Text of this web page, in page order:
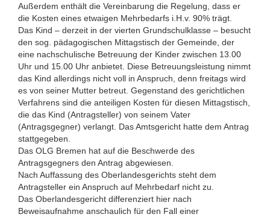
Außerdem enthält die Vereinbarung die Regelung, dass er
die Kosten eines etwaigen Mehrbedarfs i.H.v. 90% trägt.
Das Kind – derzeit in der vierten Grundschulklasse – besucht
den sog. pädagogischen Mittagstisch der Gemeinde, der
eine nachschulische Betreuung der Kinder zwischen 13.00
Uhr und 15.00 Uhr anbietet. Diese Betreuungsleistung nimmt
das Kind allerdings nicht voll in Anspruch, denn freitags wird
es von seiner Mutter betreut. Gegenstand des gerichtlichen
Verfahrens sind die anteiligen Kosten für diesen Mittagstisch,
die das Kind (Antragsteller) von seinem Vater
(Antragsgegner) verlangt. Das Amtsgericht hatte dem Antrag
stattgegeben.
Das OLG Bremen hat auf die Beschwerde des
Antragsgegners den Antrag abgewiesen.
Nach Auffassung des Oberlandesgerichts steht dem
Antragsteller ein Anspruch auf Mehrbedarf nicht zu.
Das Oberlandesgericht differenziert hier nach
Beweisaufnahme anschaulich für den Fall einer